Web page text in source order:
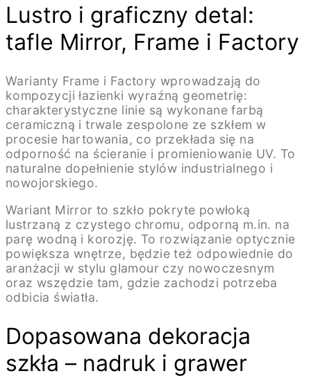
Lustro i graficzny detal:
tafle Mirror, Frame i Factory
Warianty Frame i Factory wprowadzają do
kompozycji łazienki wyraźną geometrię:
charakterystyczne linie są wykonane farbą
ceramiczną i trwale zespolone ze szkłem w
procesie hartowania, co przekłada się na
odporność na ścieranie i promieniowanie UV. To
naturalne dopełnienie stylów industrialnego i
nowojorskiego.
Wariant Mirror to szkło pokryte powłoką
lustrzaną z czystego chromu, odporną m.in. na
parę wodną i korozję. To rozwiązanie optycznie
powiększa wnętrze, będzie też odpowiednie do
aranżacji w stylu glamour czy nowoczesnym
oraz wszędzie tam, gdzie zachodzi potrzeba
odbicia światła.
Dopasowana dekoracja
szkła – nadruk i grawer